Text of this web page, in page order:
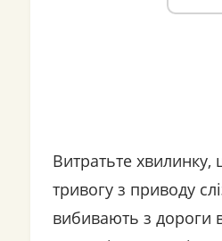
Витратьте хвилинку,
тривогу з приводу
вибивають з дороги